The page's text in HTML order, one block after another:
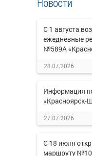
С 1 августа
ежедневные
№589А
28.07.2026
Информация
«Красноярск-
27.07.2026
С 18 июля
маршруту